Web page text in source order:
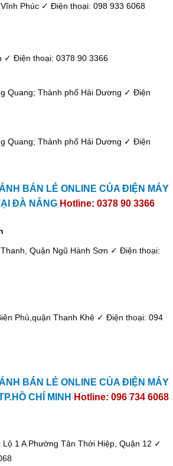
Phúc ✓ Điện thoại: 098 933 6068
✓ Điện thoại: 0378 90 3366
Quang; Thành phố Hải Dương ✓ Điện
Quang; Thành phố Hải Dương ✓ Điện
BÁN LẺ ONLINE CỦA ĐIỆN MÁY
ĐÀ NẴNG Hotline: 0378 90 3366
Quận Ngũ Hành Sơn ✓ Điện thoại:
Phủ,quận Thanh Khê ✓ Điện thoại: 094
BÁN LẺ ONLINE CỦA ĐIỆN MÁY
CHÍ MINH Hotline: 096 734 6068
1 A Phường Tân Thới Hiệp, Quận 12 ✓